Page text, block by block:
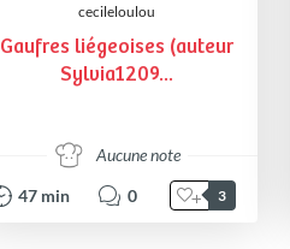
cecileloulou
Gaufres liégeoises (auteur
Sylvia1209...
Aucune note
47 min 0 3